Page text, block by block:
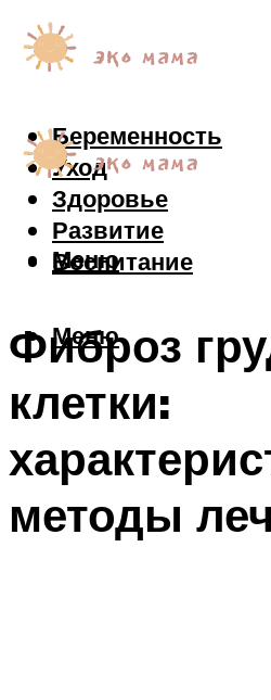
Беременность
Уход
Здоровье
Развитие
Воспитание
Меню
Меню
Фиброз
клетки:
методы